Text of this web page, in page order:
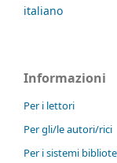
italiano
Informazioni
Per i lettori
Per gli/le autori/rici
Per i sistemi